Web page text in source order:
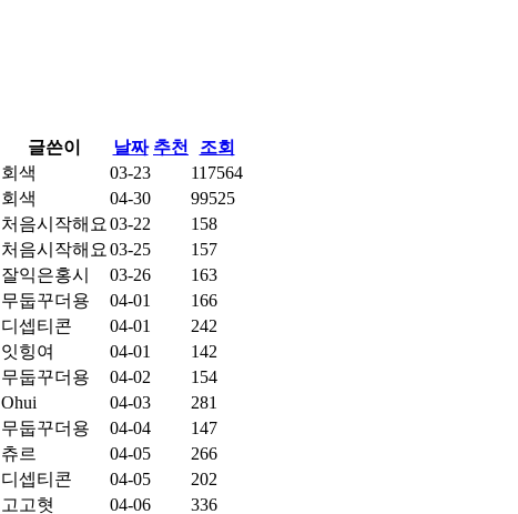
글쓴이 날짜 추천
조회
회색 03-23
117564
회색 04-30
99525
처음시작해요 03-22
158
처음시작해요 03-25
157
잘익은홍시 03-26
163
무둡꾸더용 04-01
166
디셉티콘 04-01
242
잇힝여 04-01
142
무둡꾸더용 04-02
154
Ohui 04-03
281
무둡꾸더용 04-04
147
츄르 04-05
266
디셉티콘 04-05
202
고고혓 04-06
336